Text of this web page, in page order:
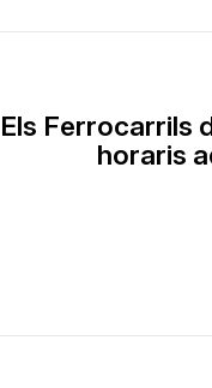
Els Ferrocarrils
horaris